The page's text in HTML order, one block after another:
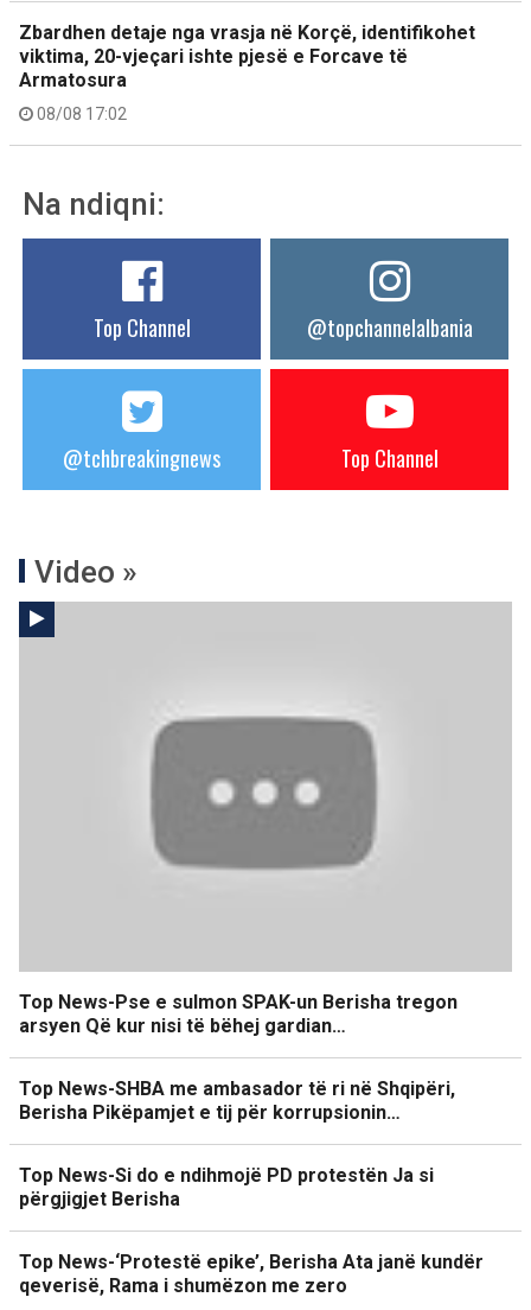
Zbardhen detaje nga vrasja në Korçë, identifikohet
viktima, 20-vjeçari ishte pjesë e Forcave të
Armatosura
08/08 17:02
Na ndiqni:
Top Channel @topchannelalbania
@tchbreakingnews Top Channel
Video »
Top News-Pse e sulmon SPAK-un Berisha tregon
arsyen Që kur nisi të bëhej gardian…
Top News-SHBA me ambasador të ri në Shqipëri,
Berisha Pikëpamjet e tij për korrupsionin…
Top News-Si do e ndihmojë PD protestën Ja si
përgjigjet Berisha
Top News-‘Protestë epike’, Berisha Ata janë kundër
qeverisë, Rama i shumëzon me zero